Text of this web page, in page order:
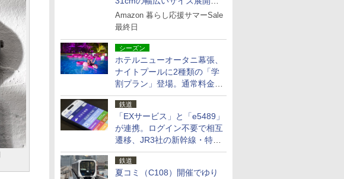
独自のクッション素材を採用
Amazon 暮らし応援サマーSale
最終日
シーズン
ホテルニューオータニ幕張、
ナイトプールに2種類の「学
割プラン」登場。通常料金の
およそ半額でお得に夜活
鉄道
「EXサービス」と「e5489」
が連携。ログイン不要で相互
遷移、JR3社の新幹線・特急
予約をアプリで一括確認
鉄道
夏コミ（C108）開催でゆり